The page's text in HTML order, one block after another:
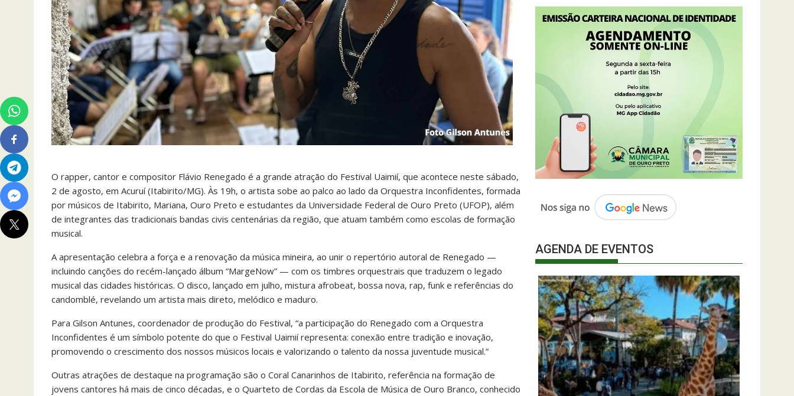
O rapper, cantor e compositor Flávio Renegado é a grande atração do Festival Uaimií, que acontece neste sábado,
2 de agosto, em Acuruí (Itabirito/MG). Às 19h, o artista sobe ao palco ao lado da Orquestra Inconfidentes, formada
por músicos de Itabirito, Mariana, Ouro Preto e estudantes da Universidade Federal de Ouro Preto (UFOP), além
de integrantes das tradicionais bandas civis centenárias da região, que atuam também como escolas de formação
musical.
A apresentação celebra a força e a renovação da música mineira, ao unir o repertório autoral de Renegado —
incluindo canções do recém-lançado álbum “MargeNow” — com os timbres orquestrais que traduzem o legado
musical das cidades históricas. O disco, lançado em julho, mistura afrobeat, bossa nova, rap, funk e referências do
candomblé, revelando um artista mais direto, melódico e maduro.
Para Gilson Antunes, coordenador de produção do Festival, “a participação do Renegado com a Orquestra
Inconfidentes é um símbolo potente do que o Festival Uaimií representa: conexão entre tradição e inovação,
promovendo o crescimento dos nossos músicos locais e valorizando o talento da nossa juventude musical.”
Outras atrações de destaque na programação são o Coral Canarinhos de Itabirito, referência na formação de
jovens cantores há mais de cinco décadas, e o Quarteto de Cordas da Escola de Música de Ouro Branco, conhecido
AGENDA DE EVENTOS